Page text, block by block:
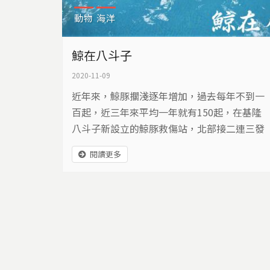
動物 海洋
鯨在八斗子
2020-11-09
近年來，鯨豚擱淺逐年增加，過去每年不到一
百起，近三年來平均一年就有150起，在基隆
八斗子新設立的鯨豚救傷站，北部接二連三發
生的鯨豚擱淺救援過程中，看到生命的脆弱與
無私奉獻的專家與志工。 本該暢遊大海的鯨
閱讀更多